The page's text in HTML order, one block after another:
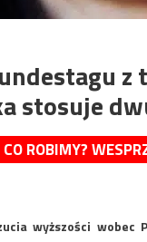
stosuje
ROBIMY?
wyższości